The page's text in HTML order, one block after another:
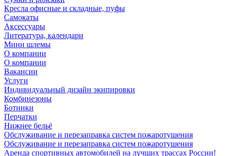
Кресла офисные и складные, пуфы
Самокаты
Аксессуары
Литература, календари
Мини шлемы
О компании
О компании
Вакансии
Услуги
Индивидуальный дизайн экипировки
Комбинезоны
Ботинки
Перчатки
Нижнее бельё
Обслуживание и перезаправка систем пожаротушения
Обслуживание и перезаправка систем пожаротушения
Аренда спортивных автомобилей на лучших трассах России!